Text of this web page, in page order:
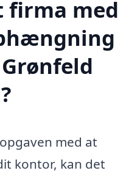
firma med
med at
kontor, kan det